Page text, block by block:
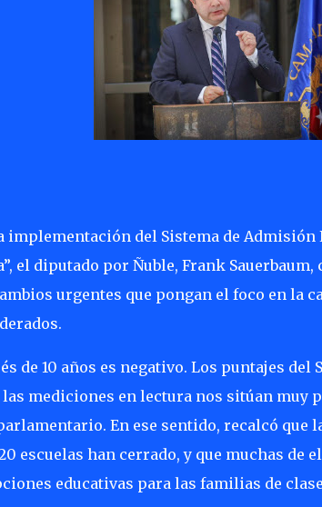
implementación del Sistema de
el diputado por Ñuble, Frank
urgentes que pongan el foco en la
de 10 años es negativo. Los puntajes del
mediciones en lectura nos sitúan muy
parlamentario. En ese sentido, recalcó
escuelas han cerrado, y que muchas de
educativas para las familias de